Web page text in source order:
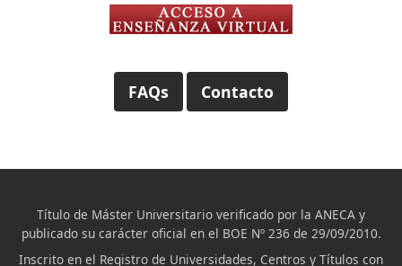
FAQs Contacto
Título de Máster Universitario verificado por la ANECA y
publicado su carácter oficial en el BOE Nº 236 de 29/09/2010.
Inscrito en el Registro de Universidades, Centros y Títulos con